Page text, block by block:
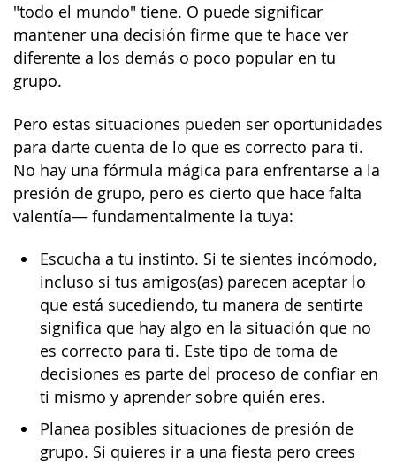
"todo el mundo" tiene. O puede significar
mantener una decisión firme que te hace ver
diferente a los demás o poco popular en tu
grupo.
Pero estas situaciones pueden ser oportunidades
para darte cuenta de lo que es correcto para ti.
No hay una fórmula mágica para enfrentarse a la
presión de grupo, pero es cierto que hace falta
valentía— fundamentalmente la tuya:
Escucha a tu instinto. Si te sientes incómodo,
incluso si tus amigos(as) parecen aceptar lo
que está sucediendo, tu manera de sentirte
significa que hay algo en la situación que no
es correcto para ti. Este tipo de toma de
decisiones es parte del proceso de confiar en
ti mismo y aprender sobre quién eres.
Planea posibles situaciones de presión de
grupo. Si quieres ir a una fiesta pero crees